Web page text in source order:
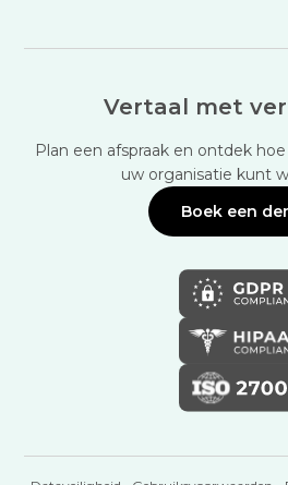
Vertaal met
Plan een afspraak en ontdek
uw organisatie kunt
Boek een